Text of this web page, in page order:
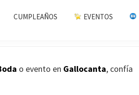
CUMPLEAÑOS EVENTOS
o evento en Gallocanta, confía